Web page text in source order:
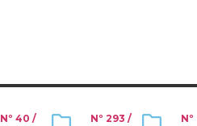
Nº 40 /
Nº 293 /